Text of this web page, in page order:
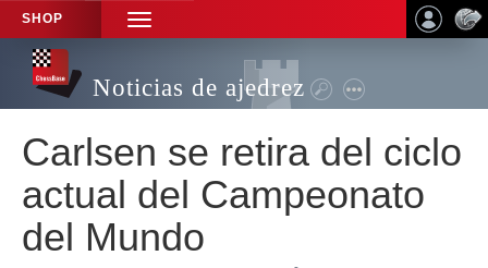
SHOP
TOGGLE
NAVIGATION
Noticias de ajedrez
Carlsen se retira del ciclo
actual del Campeonato
del Mundo